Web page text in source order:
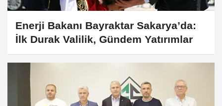
Enerji Bakanı Bayraktar Sakarya’da:
İlk Durak Valilik, Gündem Yatırımlar